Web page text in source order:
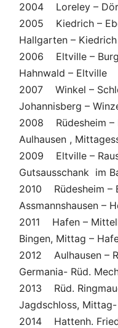
2004 Loreley –
2005 Kiedrich –
Hallgarten – Kiedrich
2006 Eltville – Burg
Hahnwald – Eltville
2007 Winkel –
Johannisberg –
2008 Rüdesheim –
Aulhausen ,
2009 Eltville –
Gutsausschank im
2010 Rüdesheim –
Assmannshausen –
2011 Hafen –
Bingen, Mittag –
2012 Aulhausen –
Germania- Rüd.
2013 Rüd.
Jagdschloss, Mittag-
2014 Hattenh.